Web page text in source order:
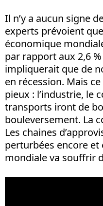
Il n’y a aucun signe
experts prévoient
économique
par rapport aux 2,6 %
impliquerait que de
en récession. Mais
pieux : l’industrie, le
transports iront de
bouleversement. La
Les chaines
perturbées encore et
mondiale va souffrir